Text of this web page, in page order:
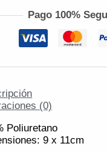
Pago 100%
(0)
Poliuretano
9 x 11cm